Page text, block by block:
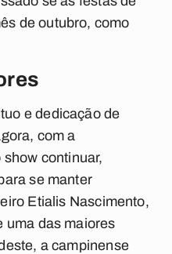
de outubro, como
e dedicação de
com a
continuar,
se manter
Etialis Nascimento,
uma das maiores
a campinense